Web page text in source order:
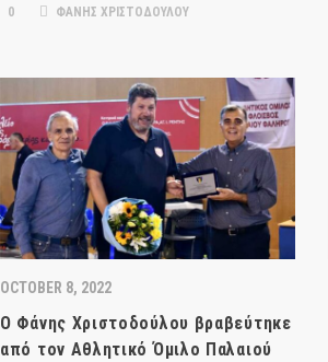
0 ΦΑΝΗΣ ΧΡΙΣΤΟΔΟΥΛΟΥ
OCTOBER 8, 2022
Ο Φάνης Χριστοδούλου βραβεύτηκε
από τον Αθλητικό Όμιλο Παλαιού